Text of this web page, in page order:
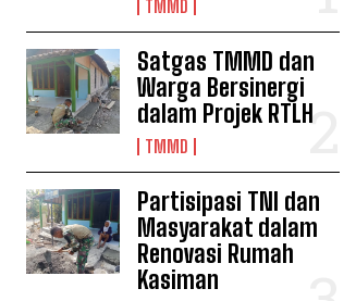
TMMD
Satgas TMMD dan
Warga Bersinergi
dalam Projek RTLH
TMMD
Partisipasi TNI dan
Masyarakat dalam
Renovasi Rumah
Kasiman